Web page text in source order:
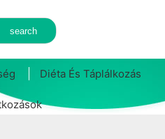
Diéta És Táplálkozás